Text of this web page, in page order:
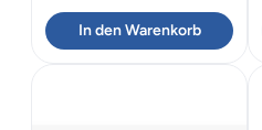
In den Warenkorb